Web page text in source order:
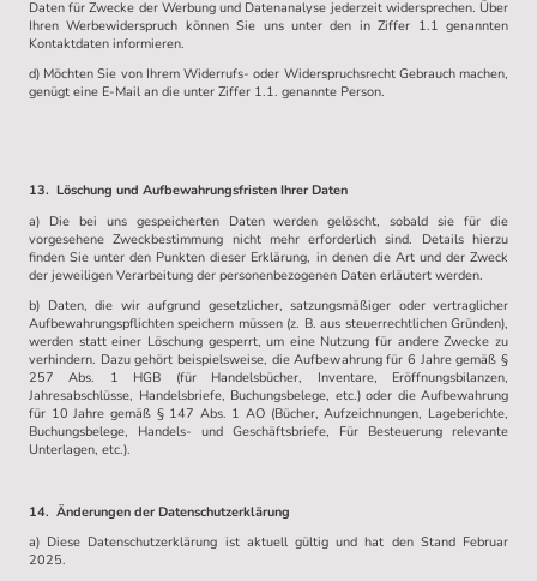
Daten für Zwecke der Werbung und Datenanalyse jederzeit widersprechen. Über
Ihren Werbewiderspruch können Sie uns unter den in Ziffer 1.1 genannten
Kontaktdaten informieren.
d) Möchten Sie von Ihrem Widerrufs- oder Widerspruchsrecht Gebrauch machen,
genügt eine E-Mail an die unter Ziffer 1.1. genannte Person.
13. Löschung und Aufbewahrungsfristen Ihrer Daten
a) Die bei uns gespeicherten Daten werden gelöscht, sobald sie für die
vorgesehene Zweckbestimmung nicht mehr erforderlich sind. Details hierzu
finden Sie unter den Punkten dieser Erklärung, in denen die Art und der Zweck
der jeweiligen Verarbeitung der personenbezogenen Daten erläutert werden.
b) Daten, die wir aufgrund gesetzlicher, satzungsmäßiger oder vertraglicher
Aufbewahrungspflichten speichern müssen (z. B. aus steuerrechtlichen Gründen),
werden statt einer Löschung gesperrt, um eine Nutzung für andere Zwecke zu
verhindern. Dazu gehört beispielsweise, die Aufbewahrung für 6 Jahre gemäß §
257 Abs. 1 HGB (für Handelsbücher, Inventare, Eröffnungsbilanzen,
Jahresabschlüsse, Handelsbriefe, Buchungsbelege, etc.) oder die Aufbewahrung
für 10 Jahre gemäß § 147 Abs. 1 AO (Bücher, Aufzeichnungen, Lageberichte,
Buchungsbelege, Handels- und Geschäftsbriefe, Für Besteuerung relevante
Unterlagen, etc.).
14. Änderungen der Datenschutzerklärung
a) Diese Datenschutzerklärung ist aktuell gültig und hat den Stand Februar
2025.